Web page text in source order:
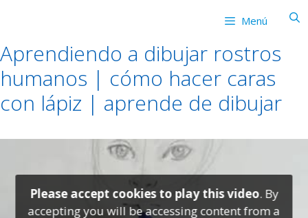
Menú
Aprendiendo a dibujar rostros
humanos | cómo hacer caras
con lápiz | aprende de dibujar
Please accept cookies to play this video. By
accepting you will be accessing content from a